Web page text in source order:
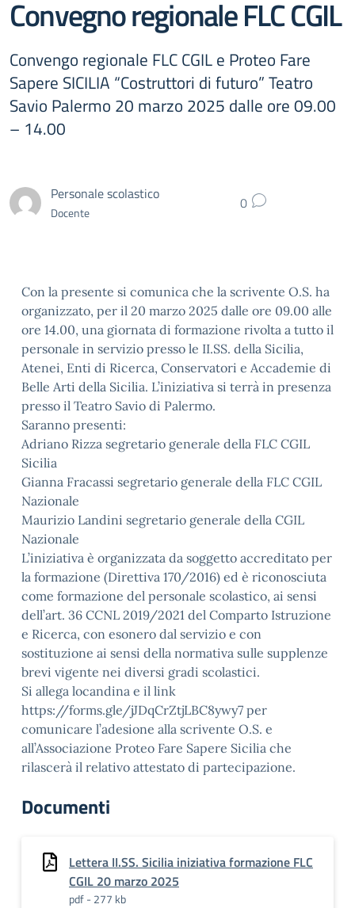
Convegno regionale FLC CGIL
Convengo regionale FLC CGIL e Proteo Fare
Sapere SICILIA “Costruttori di futuro” Teatro
Savio Palermo 20 marzo 2025 dalle ore 09.00
– 14.00
Personale scolastico
Docente 0
Con la presente si comunica che la scrivente O.S. ha
organizzato, per il 20 marzo 2025 dalle ore 09.00 alle
ore 14.00, una giornata di formazione rivolta a tutto il
personale in servizio presso le II.SS. della Sicilia,
Atenei, Enti di Ricerca, Conservatori e Accademie di
Belle Arti della Sicilia. L’iniziativa si terrà in presenza
presso il Teatro Savio di Palermo.
Saranno presenti:
Adriano Rizza segretario generale della FLC CGIL
Sicilia
Gianna Fracassi segretario generale della FLC CGIL
Nazionale
Maurizio Landini segretario generale della CGIL
Nazionale
L’iniziativa è organizzata da soggetto accreditato per
la formazione (Direttiva 170/2016) ed è riconosciuta
come formazione del personale scolastico, ai sensi
dell’art. 36 CCNL 2019/2021 del Comparto Istruzione
e Ricerca, con esonero dal servizio e con
sostituzione ai sensi della normativa sulle supplenze
brevi vigente nei diversi gradi scolastici.
Si allega locandina e il link
https://forms.gle/jJDqCrZtjLBC8ywy7 per
comunicare l’adesione alla scrivente O.S. e
all’Associazione Proteo Fare Sapere Sicilia che
rilascerà il relativo attestato di partecipazione.
Documenti
Lettera II.SS. Sicilia iniziativa formazione FLC
CGIL 20 marzo 2025
pdf - 277 kb